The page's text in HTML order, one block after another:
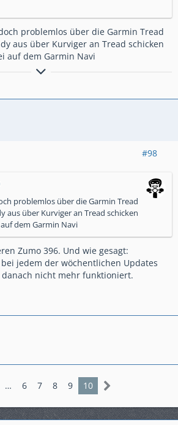
problemlos über die Garmin Tread
aus über Kurviger an Tread schicken
auf dem Garmin Navi
#98
problemlos über die Garmin Tread
aus über Kurviger an Tread schicken
dem Garmin Navi
Zumo 396. Und wie gesagt:
jedem der wöchentlichen Updates
danach nicht mehr funktioniert.
… 6 7 8 9 10